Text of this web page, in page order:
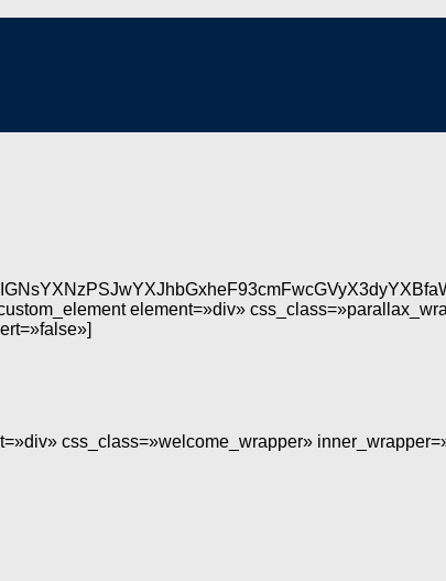
element=»div»
css_class=»welcome_wrapper»